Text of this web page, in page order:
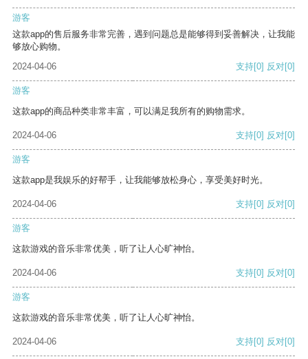
游客
这款app的售后服务非常完善，遇到问题总是能够得到妥善解决，让我能
够放心购物。
2024-04-06
支持[0] 反对[0]
游客
这款app的商品种类非常丰富，可以满足我所有的购物需求。
2024-04-06 支持[0] 反对[0]
游客
这款app是我娱乐的好帮手，让我能够放松身心，享受美好时光。
2024-04-06 支持[0] 反对[0]
游客
这款游戏的音乐非常优美，听了让人心旷神怡。
2024-04-06 支持[0] 反对[0]
游客
这款游戏的音乐非常优美，听了让人心旷神怡。
2024-04-06 支持[0] 反对[0]